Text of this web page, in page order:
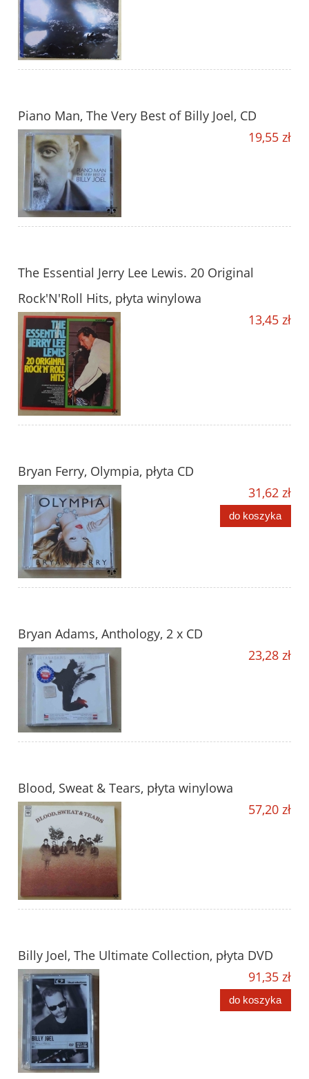
Piano Man, The Very Best of Billy Joel, CD
19,55 zł
The Essential Jerry Lee Lewis. 20 Original
Rock'N'Roll Hits, płyta winylowa
13,45 zł
Bryan Ferry, Olympia, płyta CD
31,62 zł
do koszyka
Bryan Adams, Anthology, 2 x CD
23,28 zł
Blood, Sweat & Tears, płyta winylowa
57,20 zł
Billy Joel, The Ultimate Collection, płyta DVD
91,35 zł
do koszyka